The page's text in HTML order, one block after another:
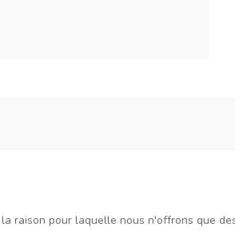
raison pour laquelle nous n'offrons que